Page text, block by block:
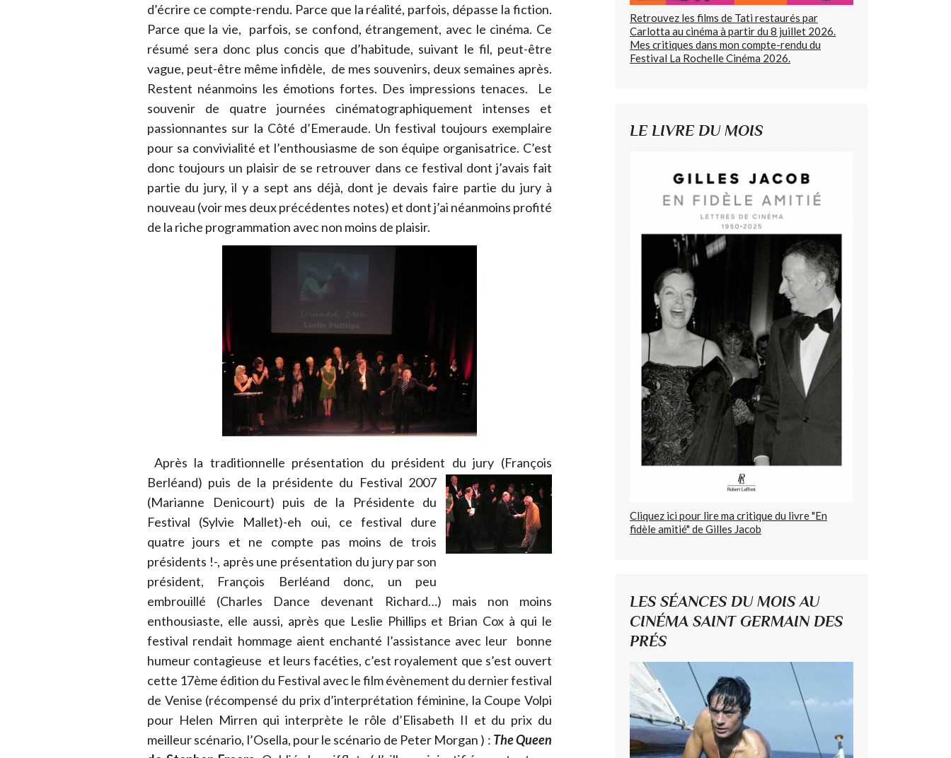
d’écrire ce compte-rendu. Parce que la réalité, parfois, dépasse la fiction.
Parce que la vie, parfois, se confond, étrangement, avec le cinéma. Ce
résumé sera donc plus concis que d’habitude, suivant le fil, peut-être
vague, peut-être même infidèle, de mes souvenirs, deux semaines après.
Restent néanmoins les émotions fortes. Des impressions tenaces. Le
souvenir de quatre journées cinématographiquement intenses et
passionnantes sur la Côté d’Emeraude. Un festival toujours exemplaire
pour sa convivialité et l’enthousiasme de son équipe organisatrice. C’est
donc toujours un plaisir de se retrouver dans ce festival dont j’avais fait
partie du jury, il y a sept ans déjà, dont je devais faire partie du jury à
nouveau (voir mes deux précédentes notes) et dont j’ai néanmoins profité
de la riche programmation avec non moins de plaisir.
Après la traditionnelle présentation du président du jury (François
Berléand) puis de la présidente du Festival 2007
(Marianne Denicourt) puis de la Présidente du
Festival (Sylvie Mallet)-eh oui, ce festival dure
quatre jours et ne compte pas moins de trois
présidents !-, après une présentation du jury par son
président, François Berléand donc, un peu
embrouillé (Charles Dance devenant Richard…) mais non moins
enthousiaste, elle aussi, après que Leslie Phillips et Brian Cox à qui le
festival rendait hommage aient enchanté l’assistance avec leur bonne
humeur contagieuse et leurs facéties, c’est royalement que s’est ouvert
cette 17ème édition du Festival avec le film évènement du dernier festival
de Venise (récompensé du prix d’interprétation féminine, la Coupe Volpi
pour Helen Mirren qui interprète le rôle d’Elisabeth II et du prix du
meilleur scénario, l’Osella, pour le scénario de Peter Morgan ) : The Queen
Retrouvez les films de Tati restaurés par
Carlotta au cinéma à partir du 8 juillet 2026.
Mes critiques dans mon compte-rendu du
Festival La Rochelle Cinéma 2026.
LE LIVRE DU MOIS
Cliquez ici pour lire ma critique du livre "En
fidèle amitié" de Gilles Jacob
LES SÉANCES DU MOIS AU
CINÉMA SAINT GERMAIN DES
PRÉS